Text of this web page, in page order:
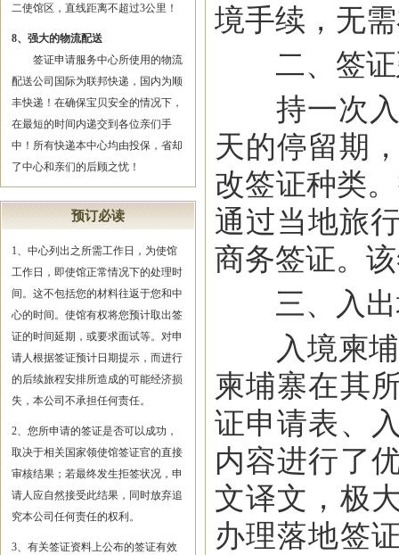
二使馆区，直线距离不超过3公里！
8、强大的物流配送
签证申请服务中心所使用的物流
配送公司国际为联邦快递，国内为顺
丰快递！在确保宝贝安全的情况下，
在最短的时间内递交到各位亲们手
中！所有快递本中心均由投保，省却
了中心和亲们的后顾之忧！
预订必读
1、中心列出之所需工作日，为使馆
工作日，即使馆正常情况下的处理时
间。这不包括您的材料往返于您和中
心的时间。使馆有权将您预计取出签
证的时间延期，或要求面试等。对申
请人根据签证预计日期提示，而进行
的后续旅程安排所造成的可能经济损
失，本公司不承担任何责任。
2、您所申请的签证是否可以成功，
取决于相关国家领使馆签证官的直接
审核结果；若最终发生拒签状况，申
请人应自然接受此结果，同时放弃追
究本公司任何责任的权利。
3、有关签证资料上公布的签证有效
境手续，无
二、签证
持一次入
天的停留期
改签证种类
通过当地旅
商务签证。
三、入出
入境柬埔
柬埔寨在其
证申请表、
内容进行了
文译文，极
办理落地签